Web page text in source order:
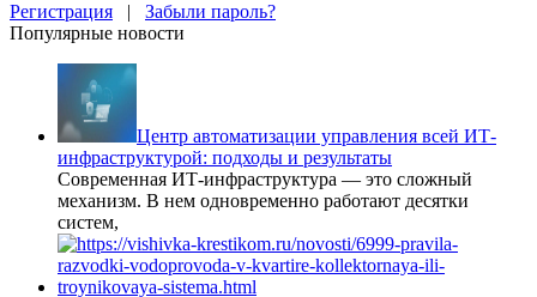
Регистрация | Забыли пароль?
Популярные новости
Центр автоматизации управления всей ИТ-
инфраструктурой: подходы и результаты
Современная ИТ-инфраструктура — это сложный
механизм. В нем одновременно работают десятки
систем,